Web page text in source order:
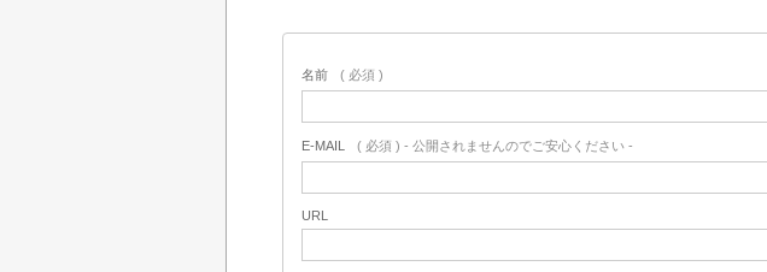
名前 ( 必須 )
E-MAIL ( 必須 ) - 公開されませんのでご安心ください -
URL